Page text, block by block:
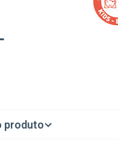
produto